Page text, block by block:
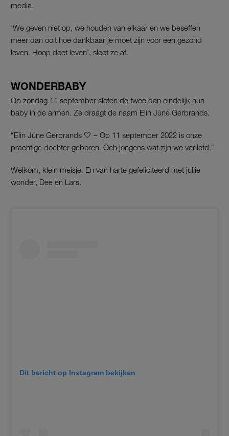
media.
‘We geven niet op, we houden van elkaar en we beseffen
meer dan ooit hoe dankbaar je moet zijn voor een gezond
leven. Hoop doet leven’, sloot ze af.
WONDERBABY
Op zondag 11 september sloten de twee dan eindelijk hun
baby in de armen. Ze draagt de naam Elin Júne Gerbrands.
“Elin Júne Gerbrands 🤍 – Op 11 september 2022 is onze
prachtige dochter geboren. Och jongens wat zijn we verliefd.”
Welkom, klein meisje. En van harte gefeliciteerd met jullie
wonder, Dee en Lars.
Dit bericht op Instagram bekijken